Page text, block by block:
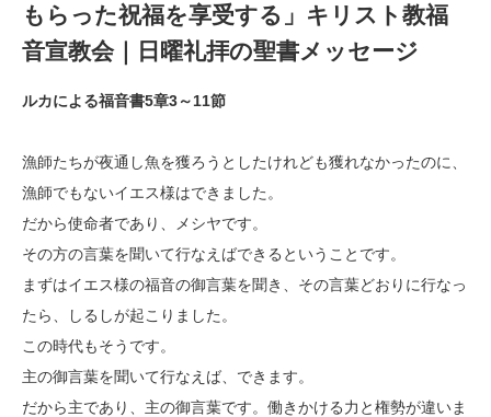
もらった祝福を享受する」キリスト教福
音宣教会｜日曜礼拝の聖書メッセージ
ルカによる福音書5章3～11節
漁師たちが夜通し魚を獲ろうとしたけれども獲れなかったのに、
漁師でもないイエス様はできました。
だから使命者であり、メシヤです。
その方の言葉を聞いて行なえばできるということです。
まずはイエス様の福音の御言葉を聞き、その言葉どおりに行なっ
たら、しるしが起こりました。
この時代もそうです。
主の御言葉を聞いて行なえば、できます。
だから主であり、主の御言葉です。働きかける力と権勢が違いま